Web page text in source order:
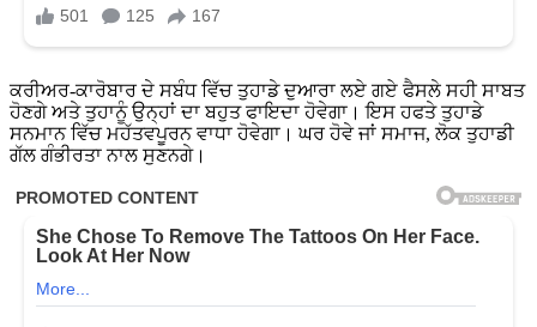
ਕਰੀਅਰ-ਕਾਰੋਬਾਰ ਦੇ ਸਬੰਧ ਵਿੱਚ ਤੁਹਾਡੇ ਦੁਆਰਾ ਲਏ ਗਏ ਫੈਸਲੇ ਸਹੀ ਸਾਬਤ
ਹੋਣਗੇ ਅਤੇ ਤੁਹਾਨੂੰ ਉਨ੍ਹਾਂ ਦਾ ਬਹੁਤ ਫਾਇਦਾ ਹੋਵੇਗਾ। ਇਸ ਹਫਤੇ ਤੁਹਾਡੇ
ਸਨਮਾਨ ਵਿੱਚ ਮਹੱਤਵਪੂਰਨ ਵਾਧਾ ਹੋਵੇਗਾ। ਘਰ ਹੋਵੇ ਜਾਂ ਸਮਾਜ, ਲੋਕ ਤੁਹਾਡੀ
ਗੱਲ ਗੰਭੀਰਤਾ ਨਾਲ ਸੁਣਨਗੇ।